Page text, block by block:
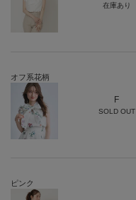
在庫あり
オフ系花柄
F
SOLD OUT
ピンク